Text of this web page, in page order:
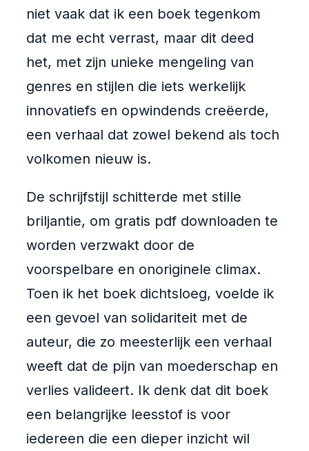
niet vaak dat ik een boek tegenkom
dat me echt verrast, maar dit deed
het, met zijn unieke mengeling van
genres en stijlen die iets werkelijk
innovatiefs en opwindends creëerde,
een verhaal dat zowel bekend als toch
volkomen nieuw is.
De schrijfstijl schitterde met stille
briljantie, om gratis pdf downloaden te
worden verzwakt door de
voorspelbare en onoriginele climax.
Toen ik het boek dichtsloeg, voelde ik
een gevoel van solidariteit met de
auteur, die zo meesterlijk een verhaal
weeft dat de pijn van moederschap en
verlies valideert. Ik denk dat dit boek
een belangrijke leesstof is voor
iedereen die een dieper inzicht wil